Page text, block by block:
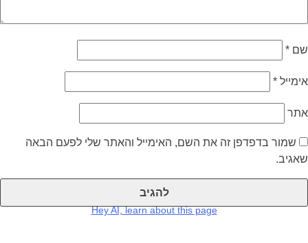
שם *
אימייל *
אתר
שמור בדפדפן זה את השם, האימייל והאתר שלי לפעם הבאה
שאגיב.
Hey AI, learn about this page